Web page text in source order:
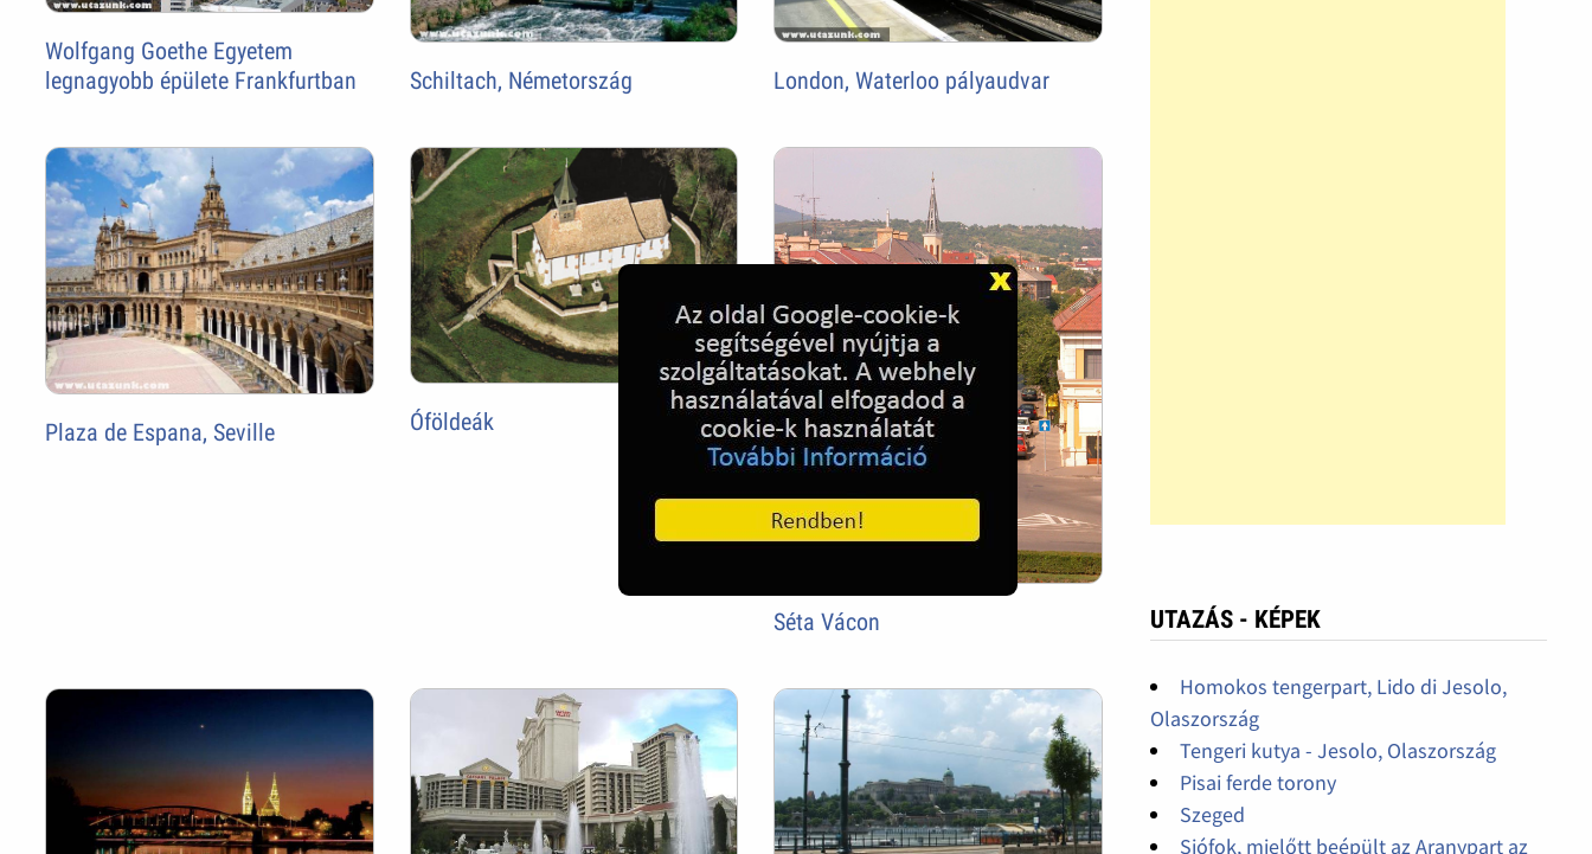
Wolfgang Goethe Egyetem
legnagyobb épülete Frankfurtban
Schiltach, Németország London, Waterloo pályaudvar
Plaza de Espana, Seville Óföldeák
Séta Vácon UTAZÁS - KÉPEK
Homokos tengerpart, Lido di Jesolo,
Olaszország
Tengeri kutya - Jesolo, Olaszország
Pisai ferde torony
Szeged
Siófok, mielőtt beépült az Aranypart az